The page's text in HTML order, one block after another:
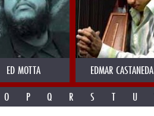
ED MOTTA EDMAR CASTANEDA
O P Q R S T U